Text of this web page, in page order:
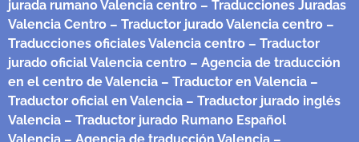
jurada rumano Valencia centro – Traducciones Juradas
Valencia Centro – Traductor jurado Valencia centro –
Traducciones oficiales Valencia centro – Traductor
jurado oficial Valencia centro – Agencia de traducción
en el centro de Valencia – Traductor en Valencia –
Traductor oficial en Valencia – Traductor jurado inglés
Valencia – Traductor jurado Rumano Español